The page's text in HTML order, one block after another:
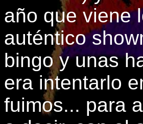
año que viene
auténtico
bingo y unas
era intentarlo
fuimos... para